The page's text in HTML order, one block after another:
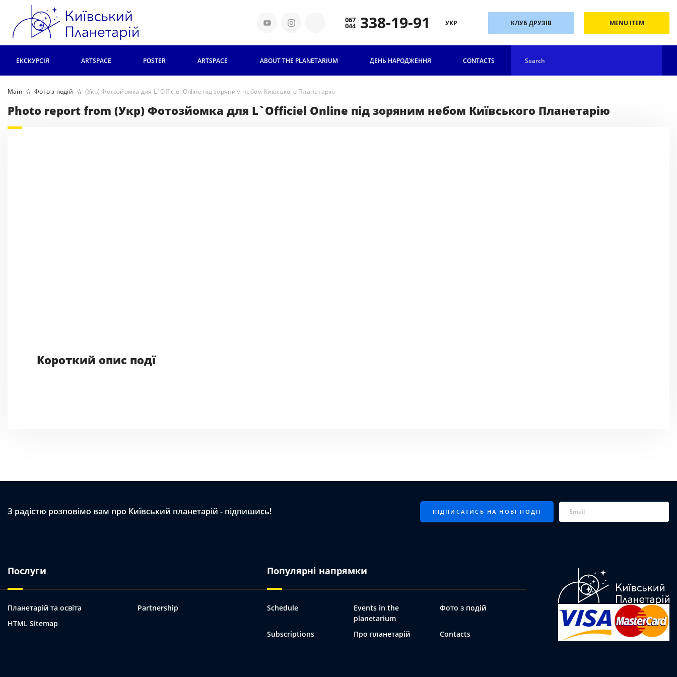
338-19-91 УКР КЛУБ ДРУЗІВ MENU ITEM
ЕКСКУРСІЯ ARTSPACE POSTER ARTSPACE ABOUT THE PLANETARIUM
TICKETS AND PRICES
ГРУПОВІ ВІДВІДУВАННЯ
FOR
ДЕНЬ НАРОДЖЕННЯ CONTACTS
Main Фото з подій (Укр) Фотозйомка для L`Officiel Online під зоряним небом Київського Планетарію
Photo report from (Укр) Фотозйомка для L`Officiel Online під зоряним небом Київського Планетарію
Короткий опис подї
З радістю розповімо вам про Київський планетарій - підпишись!
Послуги
Планетарій та освіта
Partnership
HTML Sitemap
Популярні напрямки
Schedule
Events in the
planetarium
Фото з подій
Subscriptions Про планетарій Contacts